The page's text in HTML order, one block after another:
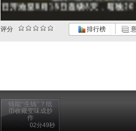
评分 排行榜
钱能“生钱”？纸
币收藏变味成炒
作
02分49秒